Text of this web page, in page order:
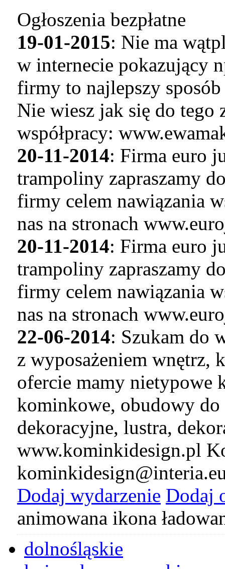
Ogłoszenia bezpłatne
19-01-2015: Nie ma
w internecie pokazujący
firmy to najlepszy
Nie wiesz jak się do tego
współpracy:
20-11-2014: Firma euro
trampoliny zapraszamy
firmy celem nawiązania
nas na stronach
20-11-2014: Firma euro
trampoliny zapraszamy
firmy celem nawiązania
nas na stronach
22-06-2014: Szukam do
z wyposażeniem
ofercie mamy
kominkowe, obudowy
dekoracyjne, lustra,
www.kominkidesign.pl
Dodaj wydarzenie Dodaj
animowana ikona
dolnośląskie